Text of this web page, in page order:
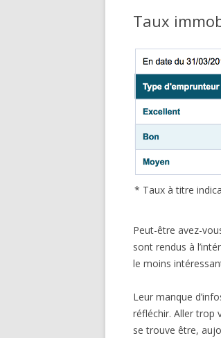
Taux
* Taux à titre
Peut-être avez-
sont rendus à
le moins
Leur manque
réfléchir. Aller trop
se trouve être,